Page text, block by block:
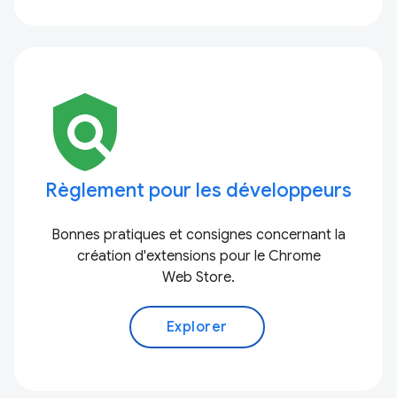
policy
Règlement pour les développeurs
Bonnes pratiques et consignes concernant la
création d'extensions pour le Chrome
Web Store.
Explorer